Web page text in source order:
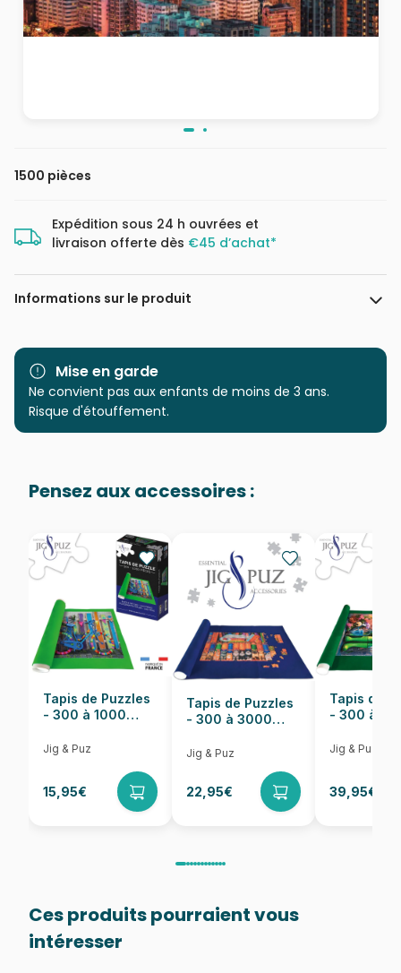
1500 pièces
Expédition sous 24 h ouvrées et
livraison offerte dès €45 d’achat*
Informations sur le produit
Marque
Clementoni, le Puzzle
Catégorie
EAN 8005125317325
Nombre de pièces 1500 pièces
Dimensions 84 x 59 cm
Mise en garde
Ne convient pas aux enfants de moins de 3 ans.
Risque d'étouffement.
Pensez aux accessoires :
Tapis de Puzzles
- 300 à 1000
Jig & Puz
15,95€
Tapis de Puzzles
- 300 à 3000
Jig & Puz
22,95€
Tapis de
- 300 à
Jig & Puz
39,95€
Ces produits pourraient vous
intéresser